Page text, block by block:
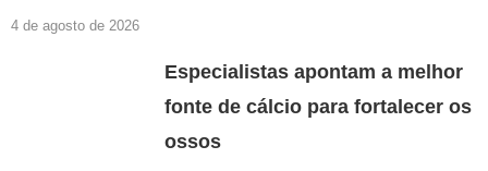
4 de agosto de 2026
Especialistas apontam a melhor
fonte de cálcio para fortalecer os
ossos